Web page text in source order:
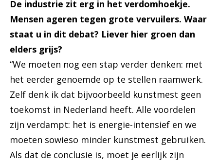
De industrie zit erg in het verdomhoekje.
Mensen ageren tegen grote vervuilers. Waar
staat u in dit debat? Liever hier groen dan
elders grijs?
“We moeten nog een stap verder denken: met
het eerder genoemde op te stellen raamwerk.
Zelf denk ik dat bijvoorbeeld kunstmest geen
toekomst in Nederland heeft. Alle voordelen
zijn verdampt: het is energie-intensief en we
moeten sowieso minder kunstmest gebruiken.
Als dat de conclusie is, moet je eerlijk zijn